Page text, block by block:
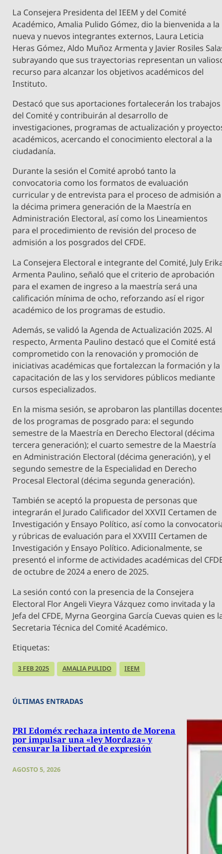
La Consejera Presidenta del IEEM y del Comité
Académico, Amalia Pulido Gómez, dio la bienvenida a la
nueva y nuevos integrantes externos, Laura Leticia
Heras Gómez, Aldo Muñoz Armenta y Javier Rosiles
subrayando que sus trayectorias representan un
recurso para alcanzar los objetivos académicos del
Instituto.
Destacó que sus aportaciones fortalecerán los trabajos
del Comité y contribuirán al desarrollo de
investigaciones, programas de actualización y
académicos, acercando el conocimiento electoral a la
ciudadanía.
Durante la sesión el Comité aprobó tanto la
convocatoria como los formatos de evaluación
curricular y de entrevista para el proceso de admisión a
la décima primera generación de la Maestría en
Administración Electoral, así como los Lineamientos
para el procedimiento de revisión del proceso de
admisión a los posgrados del CFDE.
La Consejera Electoral e integrante del Comité, July
Armenta Paulino, señaló que el criterio de aprobación
para el examen de ingreso a la maestría será una
calificación mínima de ocho, reforzando así el rigor
académico de los programas de estudio.
Además, se validó la Agenda de Actualización 2025. Al
respecto, Armenta Paulino destacó que el Comité está
comprometido con la renovación y promoción de
iniciativas académicas que fortalezcan la formación y la
capacitación de las y los servidores públicos mediante
cursos especializados.
En la misma sesión, se aprobaron las plantillas
de los programas de posgrado para: el segundo
semestre de la Maestría en Derecho Electoral (décima
tercera generación); el cuarto semestre de la Maestría
en Administración Electoral (décima generación), y el
segundo semestre de la Especialidad en Derecho
Procesal Electoral (décima segunda generación).
También se aceptó la propuesta de personas que
integrarán el Jurado Calificador del XXVII Certamen de
Investigación y Ensayo Político, así como la
y rúbricas de evaluación para el XXVIII Certamen de
Investigación y Ensayo Político. Adicionalmente, se
presentó el informe de actividades académicas del
de octubre de 2024 a enero de 2025.
La sesión contó con la presencia de la Consejera
Electoral Flor Angeli Vieyra Vázquez como invitada y la
Jefa del CFDE, Myrna Georgina García Cuevas quien es
Secretaria Técnica del Comité Académico.
Etiquetas:
3 FEB 2025 AMALIA PULIDO IEEM
ÚLTIMAS ENTRADAS
PRI Edoméx rechaza intento de Morena
por impulsar una «ley Mordaza» y
censurar la libertad de expresión
AGOSTO 5, 2026